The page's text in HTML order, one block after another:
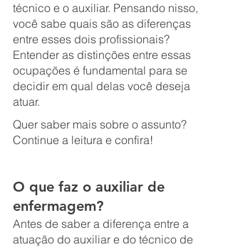
técnico e o auxiliar. Pensando nisso,
você sabe quais são as diferenças
entre esses dois profissionais?
Entender as distinções entre essas
ocupações é fundamental para se
decidir em qual delas você deseja
atuar.
Quer saber mais sobre o assunto?
Continue a leitura e confira!
O que faz o auxiliar de
enfermagem?
Antes de saber a diferença entre a
atuação do auxiliar e do técnico de